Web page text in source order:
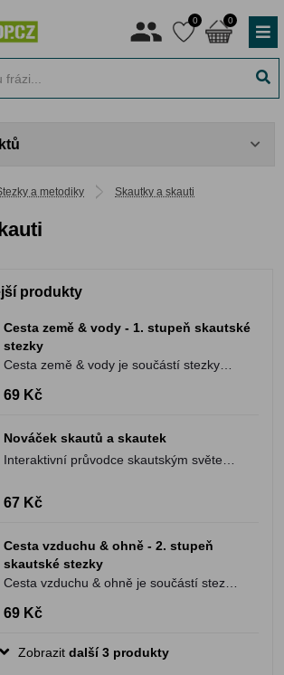
0 0
a metodiky Skautky a skauti
produkty
Cesta země & vody - 1. stupeň skautské
stezky
Cesta země & vody je součástí stezky
pro skauty a skautky, která jim pomáhá v
69 Kč
Nováček skautů a skautek
Interaktivní průvodce skautským světem
skautských dovedností.
67 Kč
Cesta vzduchu & ohně - 2. stupeň
skautské stezky
Cesta vzduchu & ohně je součástí stezky
pro skauty a skautky, která jim pomáhá v
69 Kč
Zobrazit další 3 produkty